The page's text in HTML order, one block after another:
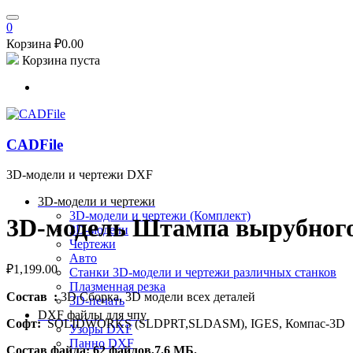
0
Корзина ₽0.00
Корзина пуста
CADFile
3D-модели и чертежи DXF
3D-модели и чертежи
3D-модели и чертежи (Комплект)
3D-модели
Чертежи
Авто
Станки 3D-модели и чертежи различных станков
Плазменная резка
3D-печать
DXF файлы для чпу
Узоры DXF
Панно DXF
3D-модель Штампа
₽1,199.00
Состав :3D Сборка, 3D модели всех деталей
Софт:SOLIDWORKS (SLDPRT,SLDASM), IGES, Компас-3D
Состав файла: 62 файлов,7.6 МБ.